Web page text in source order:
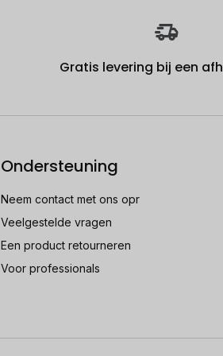
Gratis levering bij een
Ondersteuning
Neem contact met ons opr
Veelgestelde vragen
Een product retourneren
Voor professionals